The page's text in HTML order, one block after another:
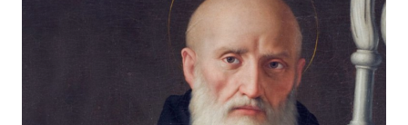
Aleluia!” Proclame com fé e autoridade: “O Senhor
te confunda satã, confunda-te o Senhor.” (Zacarias
3,2) Reze: Ave Maria cheia de Graça... Oração: Eu
(diga seu nome completo), neste momento, coloco-me
na presença de meu Senhor, Rei e Salvador Jesus